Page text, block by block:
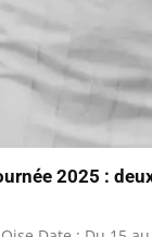
2025 :